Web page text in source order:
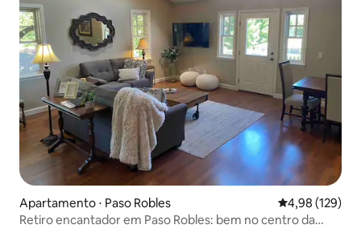
Apartamento ⋅ Paso Robles 4,98 de uma
4,98 (129)
Retiro encantador em Paso Robles: bem no centro da